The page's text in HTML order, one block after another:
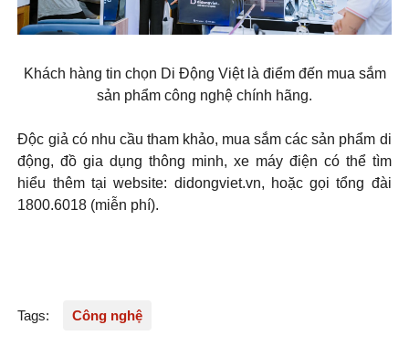
Khách hàng tin chọn Di Động Việt là điểm đến mua sắm
sản phẩm công nghệ chính hãng.
Độc giả có nhu cầu tham khảo, mua sắm các sản phẩm di
động, đồ gia dụng thông minh, xe máy điện có thể tìm
hiểu thêm tại website: didongviet.vn, hoặc gọi tổng đài
1800.6018 (miễn phí).
Tags: Công nghệ